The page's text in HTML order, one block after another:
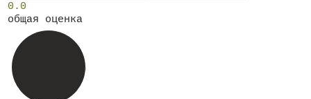
0.0
общая оценка